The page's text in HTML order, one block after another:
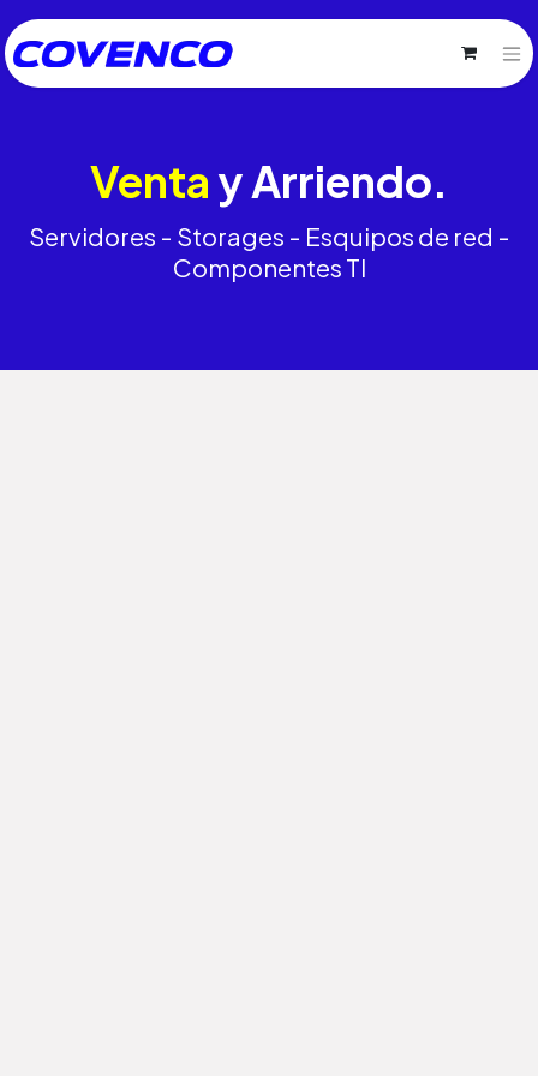
Venta y Arriendo.
Servidores - Storages - Esquipos de red -
Componentes TI